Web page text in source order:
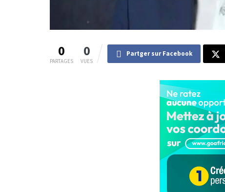
0
PARTAGES
0
VUES
Partger sur Facebook